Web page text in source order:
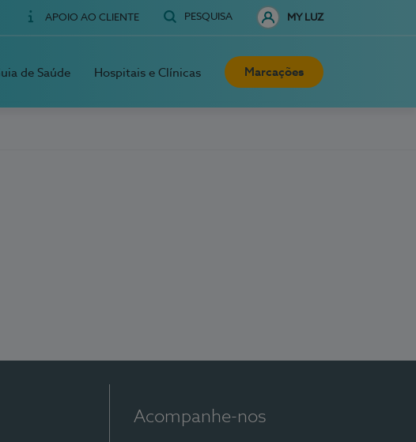
APOIO AO CLIENTE PESQUISA MY LUZ
de Saúde Hospitais e Clínicas Marcações
Acompanhe-nos